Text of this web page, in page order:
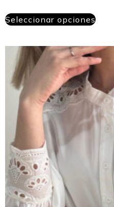
Seleccionar opciones